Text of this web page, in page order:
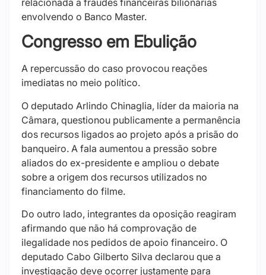
envolvendo o Banco Master.
Congresso em Ebulição
A repercussão do caso provocou reações
imediatas no meio político.
O deputado Arlindo Chinaglia, líder da maioria na
Câmara, questionou publicamente a permanência
dos recursos ligados ao projeto após a prisão do
banqueiro. A fala aumentou a pressão sobre
aliados do ex-presidente e ampliou o debate
sobre a origem dos recursos utilizados no
financiamento do filme.
Do outro lado, integrantes da oposição reagiram
afirmando que não há comprovação de
ilegalidade nos pedidos de apoio financeiro. O
deputado Cabo Gilberto Silva declarou que a
investigação deve ocorrer justamente para